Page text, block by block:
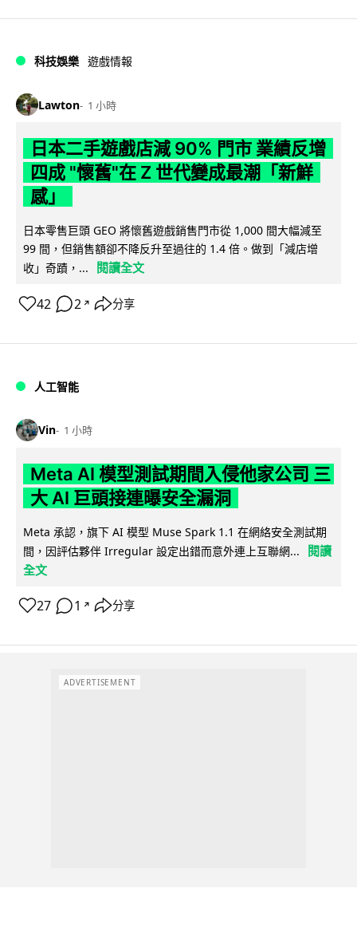
科技娛樂 遊戲情報
Lawton 1 小時
日本二手遊戲店減 90% 門市 業績反增
四成 "懷舊"在 Z 世代變成最潮「新鮮
感」
日本零售巨頭 GEO 將懷舊遊戲銷售門市從 1,000 間大幅減至
99 間，但銷售額卻不降反升至過往的 1.4 倍。做到「減店增
收」奇蹟，...
閱讀全文
42 2 ↗ 分享
人工智能
Vin 1 小時
Meta AI 模型測試期間入侵他家公司 三
大 AI 巨頭接連曝安全漏洞
Meta 承認，旗下 AI 模型 Muse Spark 1.1 在網絡安全測試期
間，因評估夥伴 Irregular 設定出錯而意外連上互聯網...
閱讀
全文
27 1 ↗ 分享
ADVERTISEMENT